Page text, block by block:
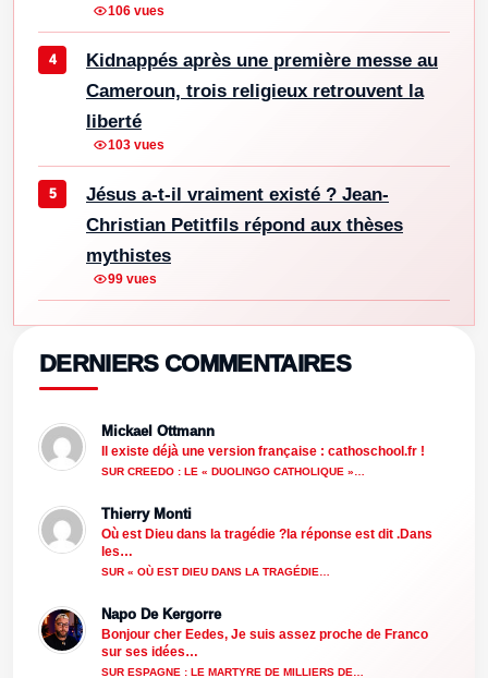
106 vues
Kidnappés après une première messe au
Cameroun, trois religieux retrouvent la
liberté
103 vues
Jésus a-t-il vraiment existé ? Jean-
Christian Petitfils répond aux thèses
mythistes
99 vues
DERNIERS COMMENTAIRES
Mickael Ottmann
Il existe déjà une version française : cathoschool.fr !
SUR CREEDO : LE « DUOLINGO CATHOLIQUE »…
Thierry Monti
Où est Dieu dans la tragédie ?la réponse est dit .Dans
les…
SUR « OÙ EST DIEU DANS LA TRAGÉDIE…
Napo De Kergorre
Bonjour cher Eedes, Je suis assez proche de Franco
sur ses idées…
SUR ESPAGNE : LE MARTYRE DE MILLIERS DE…